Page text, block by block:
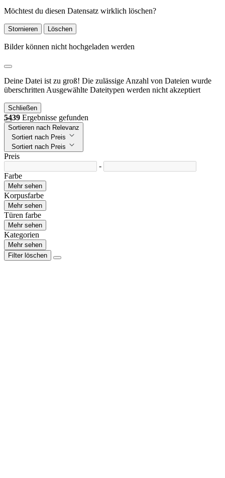
Möchtest du diesen Datensatz wirklich löschen?
Stornieren Löschen
Bilder können nicht hochgeladen werden
Deine Datei ist zu groß! Die zulässige Anzahl von Dateien wurde
überschritten Ausgewählte Dateitypen werden nicht akzeptiert
Schließen
5439 Ergebnisse gefunden
Sortieren nach Relevanz
Sortiert nach Preis
Sortiert nach Preis
Preis
-
Farbe
Mehr sehen
Korpusfarbe
Mehr sehen
Türen farbe
Mehr sehen
Kategorien
Mehr sehen
Filter löschen